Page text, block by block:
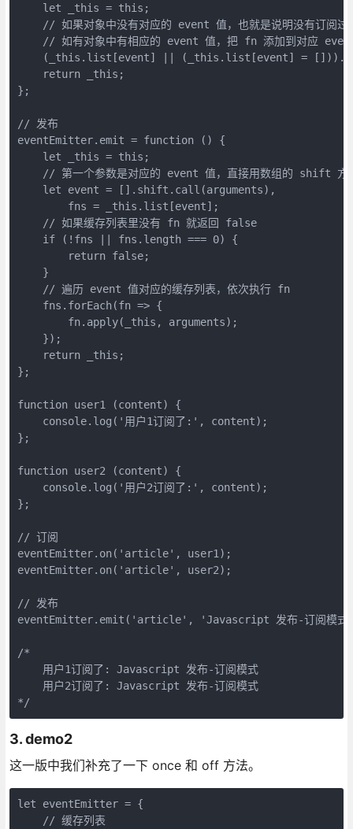
    let _this = this;
// 如果对象中没有对应的 event 值，也就是说明没有订阅
// 如有对象中有相应的 event 值，把 fn 添加到对应
(_this.list[event] || (_this.list[event] =
    return _this;
};
// 发布
eventEmitter.emit = function () {
    let _this = this;
// 第一个参数是对应的 event 值，直接用数组的 shift 方
    let event = [].shift.call(arguments),
        fns = _this.list[event];
    // 如果缓存列表里没有 fn 就返回 false
    if (!fns || fns.length === 0) {
        return false;
    }
    // 遍历 event 值对应的缓存列表，依次执行 fn
    fns.forEach(fn => {
        fn.apply(_this, arguments);
    });
    return _this;
};
function user1 (content) {
    console.log('用户1订阅了:', content);
};
function user2 (content) {
    console.log('用户2订阅了:', content);
};
// 订阅
eventEmitter.on('article', user1);
eventEmitter.on('article', user2);
// 发布
eventEmitter.emit('article', 'Javascript 发布-订阅模
/*
    用户1订阅了: Javascript 发布-订阅模式
    用户2订阅了: Javascript 发布-订阅模式
3. demo2
这一版中我们补充了一下 once 和 off 方法。
let eventEmitter = {
    // 缓存列表